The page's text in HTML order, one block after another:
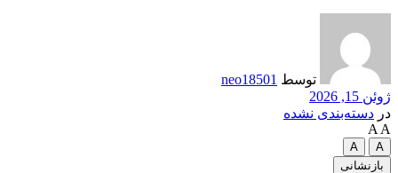
توسط neo18501
ژوئن 15, 2026
در دسته‌بندی نشده
A A
A
A
بازنشانی